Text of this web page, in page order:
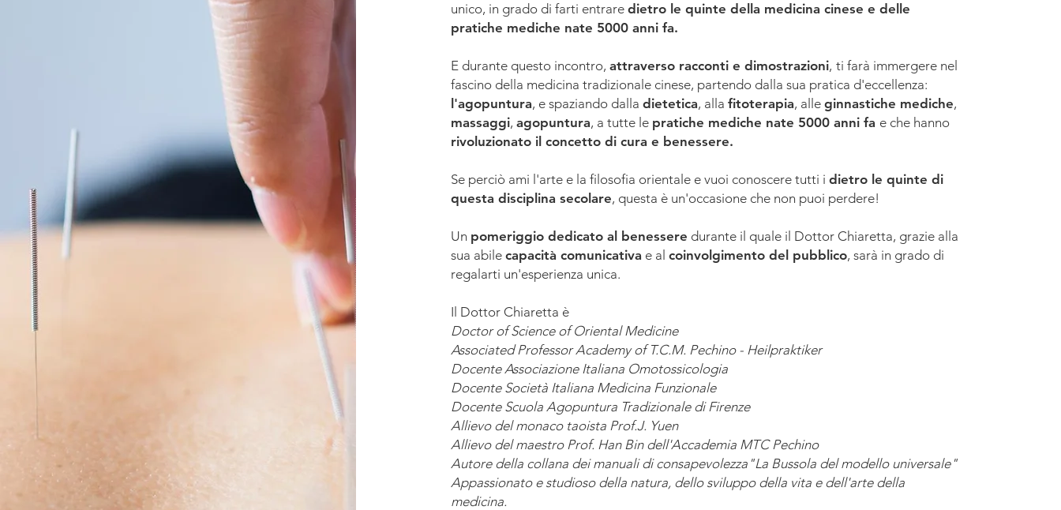
unico, in grado di farti entraredietro le quinte della medicina cinese e delle
pratiche mediche nate 5000 anni fa.
E durante questo incontro,attraverso racconti e dimostrazioni, ti farà immergere nel
fascino della medicina tradizionale cinese, partendo dalla sua pratica d'eccellenza:
l'agopuntura, e spaziando dalladietetica, allafitoterapia, alleginnastiche mediche,
massaggi,agopuntura, a tutte le pratiche mediche nate 5000 anni fa e che hanno
rivoluzionato il concetto di cura e benessere.
Se perciò ami l'arte e la filosofia orientale e vuoi conoscere tutti idietro le quinte di
questa disciplina secolare, questa è un'occasione che non puoi perdere!
Un pomeriggio dedicato al benessere durante il quale il Dottor Chiaretta, grazie alla
sua abilecapacità comunicativa e alcoinvolgimento del pubblico, sarà in grado di
regalarti un'esperienza unica.
Il Dottor Chiaretta è
Doctor of Science of Oriental Medicine
Associated Professor Academy of T.C.M. Pechino - Heilpraktiker
Docente Associazione Italiana Omotossicologia
Docente Società Italiana Medicina Funzionale
Docente Scuola Agopuntura Tradizionale di Firenze
Allievo del monaco taoista Prof.J. Yuen
Allievo del maestro Prof. Han Bin dell'Accademia MTC Pechino
Autore della collana dei manuali di consapevolezza"La Bussola del modello universale"
Appassionato e studioso della natura, dello sviluppo della vita e dell'arte della
medicina.